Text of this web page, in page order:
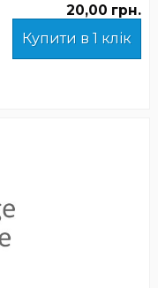
20,00 грн.
Купити в 1 клік